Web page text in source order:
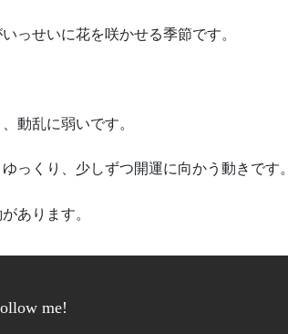
っせいに花を咲かせる季節です。
動乱に弱いです。
っくり、少しずつ開運に向かう動きです。
あります。
me!